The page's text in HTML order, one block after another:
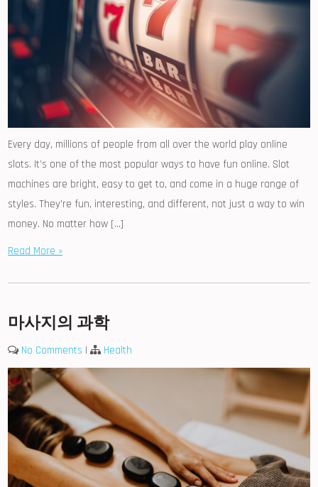
Every day, millions of people from all over the world play online
slots. It’s one of the most popular ways to have fun online. Slot
machines are bright, easy to get to, and come in a huge range of
styles. They’re fun, interesting, and different, not just a way to win
money. No matter how […]
Read More »
마사지의 과학
No Comments | Health